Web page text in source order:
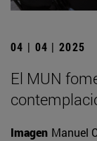
04 | 04 | 2025
El MUN
Imagen Manuel